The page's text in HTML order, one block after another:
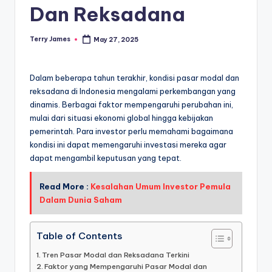
Dan Reksadana
Posted
Terry James May 27, 2025
Dalam beberapa tahun terakhir, kondisi pasar modal dan
reksadana di Indonesia mengalami perkembangan yang
dinamis. Berbagai faktor mempengaruhi perubahan ini,
mulai dari situasi ekonomi global hingga kebijakan
pemerintah. Para investor perlu memahami bagaimana
kondisi ini dapat memengaruhi investasi mereka agar
dapat mengambil keputusan yang tepat.
Read More : Kesalahan Umum Investor Pemula
Dalam Dunia Saham
Table of Contents
Tren Pasar Modal dan Reksadana Terkini
Faktor yang Mempengaruhi Pasar Modal dan